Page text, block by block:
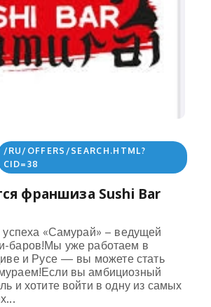
/RU/OFFERS/SEARCH.HTML?
CID=38
франшиза Sushi Bar
успеха «Самурай» – ведущей
баров!Мы уже работаем в
и Русе — вы можете стать
вы амбициозный
и хотите войти в одну из самых